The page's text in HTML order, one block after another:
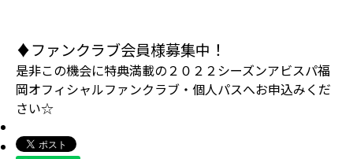
♦ファンクラブ会員様募集中！
是非この機会に特典満載の２０２２シーズンアビスパ福
岡オフィシャルファンクラブ・個人パスへお申込みくだ
さい☆